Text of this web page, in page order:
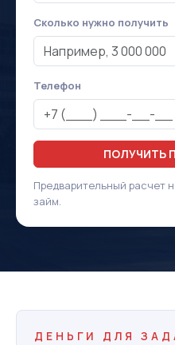
Сколько нужно получить
Телефон
ПОЛУЧИТЬ
Предварительный расчет
займ.
ДЕНЬГИ ДЛЯ